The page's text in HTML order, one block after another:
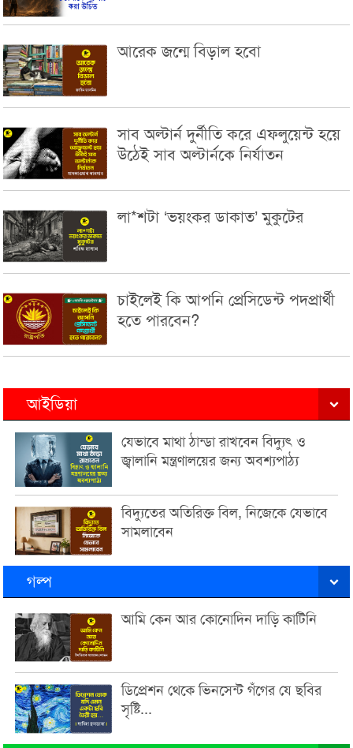
আরেক জন্মে বিড়াল হবো
সাব অল্টার্ন দুর্নীতি করে এফলুয়েন্ট হয়ে
উঠেই সাব অল্টার্নকে নির্যাতন
লা*শটা ‘ভয়ংকর ডাকাত’ মুকুটের
চাইলেই কি আপনি প্রেসিডেন্ট পদপ্রার্থী
হতে পারবেন?
আইডিয়া
যেভাবে মাথা ঠান্ডা রাখবেন বিদ্যুৎ ও
জ্বালানি মন্ত্রণালয়ের জন্য অবশ্যপাঠ্য
বিদ্যুতের অতিরিক্ত বিল, নিজেকে যেভাবে
সামলাবেন
গল্প
আমি কেন আর কোনোদিন দাড়ি কাটিনি
ডিপ্রেশন থেকে ভিনসেন্ট গঁগের যে ছবির
সৃষ্টি...